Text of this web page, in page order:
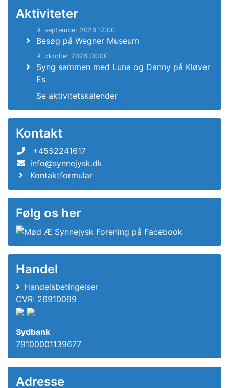
Aktiviteter
9. september 2026 17:00
Besøg på Wegner Museum
9. oktober 2026 00:00
Syng sammen med Luna og Danny på Kløver
Es
Se aktivitetskalender
Kontakt
+4552241617
info@synnejysk.dk
Kontaktformular
Følg os her
Handel
Handelsbetingelser
CVR: 26910099
Sydbank
79100001139677
Adresse